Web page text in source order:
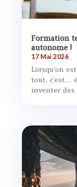
Formation
autonome !
17 Mai 2026
Lorsqu’on
tout, c’est…
inventer des